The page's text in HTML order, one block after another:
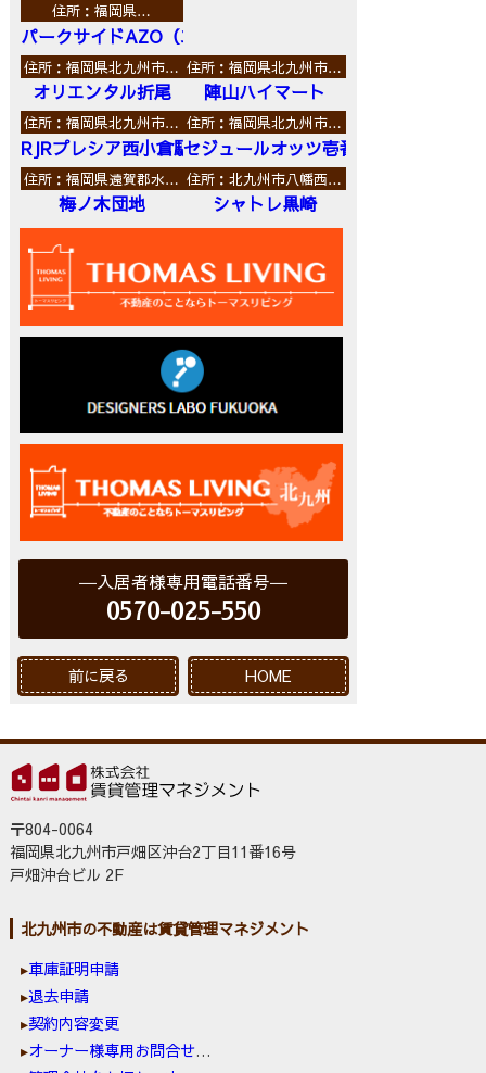
住所：福岡県…
パークサイドAZO（エーゼットオー）
住所：福岡県北九州市…
オリエンタル折尾
住所：福岡県北九州市…
陣山ハイマート
住所：福岡県北九州市…
RJRプレシア西小倉駅前
住所：福岡県北九州市…
セジュールオッツ壱番館
住所：福岡県遠賀郡水…
梅ノ木団地
住所：北九州市八幡西…
シャトレ黒崎
入居者様専用電話番号
0570-025-550
前に戻る HOME
〒804-0064
福岡県北九州市戸畑区沖台2丁目11番16号
戸畑沖台ビル 2F
北九州市の不動産は賃貸管理マネジメント
車庫証明申請
退去申請
契約内容変更
オーナー様専用お問合せ窓口